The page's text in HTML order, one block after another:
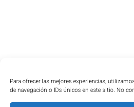
Para ofrecer las mejores experiencias,
de navegación o IDs únicos en este sitio. No